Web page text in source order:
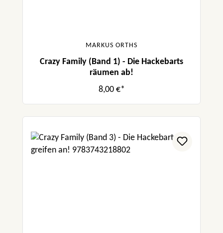
MARKUS ORTHS
Crazy Family (Band 1) - Die Hackebarts
räumen ab!
8,00 €*